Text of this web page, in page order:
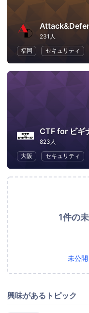
231人
福岡
セキュリティ
CTF for ビギ
823人
大阪
セキュリティ
1件の
未公
興味があるトピック